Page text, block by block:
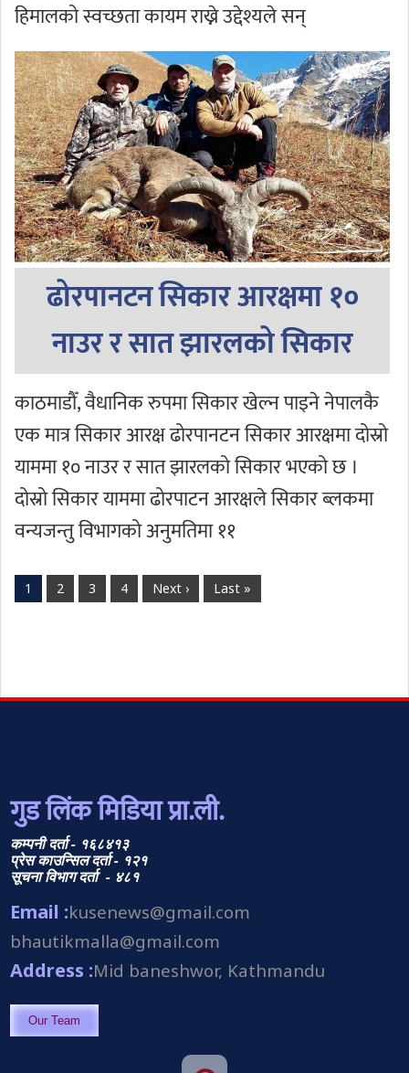
हिमालको स्वच्छता कायम राख्ने उद्देश्यले सन्
ढोरपानटन सिकार आरक्षमा १०
नाउर र सात झारलको सिकार
काठमाडौँ, वैधानिक रुपमा सिकार खेल्न पाइने नेपालकै
एक मात्र सिकार आरक्ष ढोरपानटन सिकार आरक्षमा दोस्रो
याममा १० नाउर र सात झारलको सिकार भएको छ ।
दोस्रो सिकार याममा ढोरपाटन आरक्षले सिकार ब्लकमा
वन्यजन्तु विभागको अनुमतिमा ११
1 2 3 4 Next › Last »
गुड लिंक मिडिया प्रा.ली.
कम्पनी दर्ता - १६८४१३
प्रेस काउन्सिल दर्ता - १२१
सूचना विभाग दर्ता - ४८१
Email :kusenews@gmail.com
bhautikmalla@gmail.com
Address :Mid baneshwor, Kathmandu
Our Team